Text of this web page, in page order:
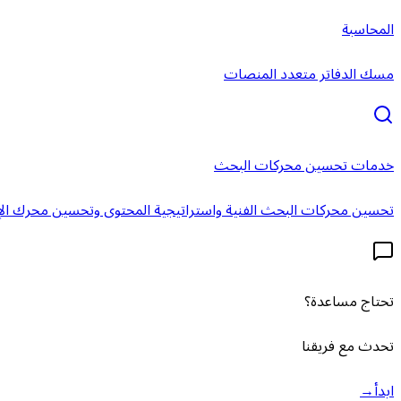
المحاسبة
مسك الدفاتر متعدد المنصات
خدمات تحسين محركات البحث
تحسين محركات البحث الفنية واستراتيجية المحتوى وتحسين محرك
تحتاج مساعدة؟
تحدث مع فريقنا
ابدأ→